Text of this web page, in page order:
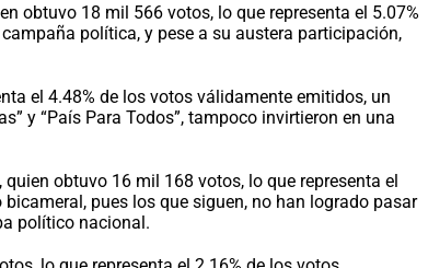
obtuvo 18 mil 566 votos, lo que representa el 5.07%
política, y pese a su austera participación,
el 4.48% de los votos válidamente emitidos, un
y “País Para Todos”, tampoco invirtieron en una
obtuvo 16 mil 168 votos, lo que representa el
pues los que siguen, no han logrado pasar
político nacional.